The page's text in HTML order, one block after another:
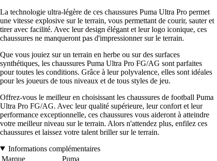
La technologie ultra-légère de ces chaussures Puma Ultra Pro permet
une vitesse explosive sur le terrain, vous permettant de courir, sauter et
tirer avec facilité. Avec leur design élégant et leur logo iconique, ces
chaussures ne manqueront pas d'impressionner sur le terrain.
Que vous jouiez sur un terrain en herbe ou sur des surfaces
synthétiques, les chaussures Puma Ultra Pro FG/AG sont parfaites
pour toutes les conditions. Grâce à leur polyvalence, elles sont idéales
pour les joueurs de tous niveaux et de tous styles de jeu.
Offrez-vous le meilleur en choisissant les chaussures de football Puma
Ultra Pro FG/AG. Avec leur qualité supérieure, leur confort et leur
performance exceptionnelle, ces chaussures vous aideront à atteindre
votre meilleur niveau sur le terrain. Alors n'attendez plus, enfilez ces
chaussures et laissez votre talent briller sur le terrain.
Informations complémentaires
Marque
Puma